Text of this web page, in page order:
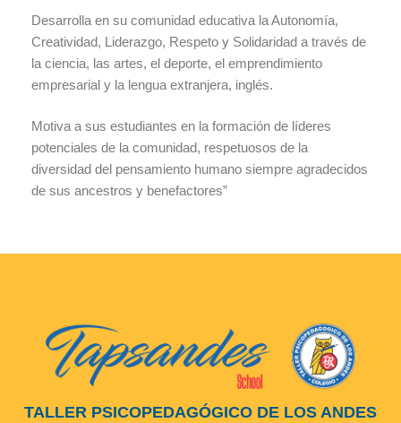
Desarrolla en su comunidad educativa la Autonomía,
Creatividad, Liderazgo, Respeto y Solidaridad a través de
la ciencia, las artes, el deporte, el emprendimiento
empresarial y la lengua extranjera, inglés.
Motiva a sus estudiantes en la formación de líderes
potenciales de la comunidad, respetuosos de la
diversidad del pensamiento humano siempre agradecidos
de sus ancestros y benefactores”
TALLER PSICOPEDAGÓGICO DE LOS ANDES